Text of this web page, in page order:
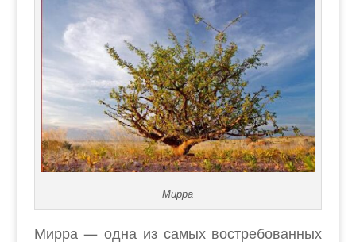
Мирра
Мирра — одна из самых востребованных